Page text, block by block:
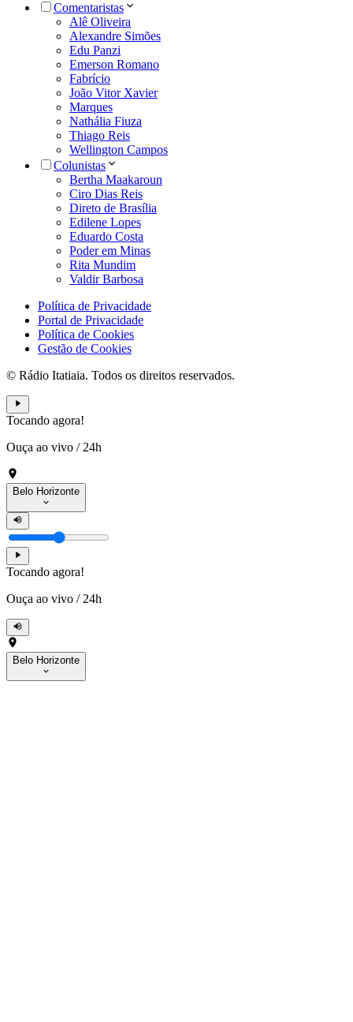
Comentaristas
Alê Oliveira
Alexandre Simões
Edu Panzi
Emerson Romano
Fabrício
João Vitor Xavier
Marques
Nathália Fiuza
Thiago Reis
Wellington Campos
Colunistas
Bertha Maakaroun
Ciro Dias Reis
Direto de Brasília
Edilene Lopes
Eduardo Costa
Poder em Minas
Rita Mundim
Valdir Barbosa
Política de Privacidade
Portal de Privacidade
Política de Cookies
Gestão de Cookies
© Rádio Itatiaia. Todos os direitos reservados.
Tocando agora!
Ouça ao vivo / 24h
Belo Horizonte
Tocando agora!
Ouça ao vivo / 24h
Belo Horizonte